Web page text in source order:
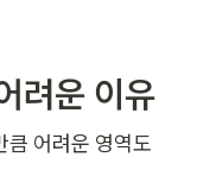
려운 이유
큼 어려운 영역도